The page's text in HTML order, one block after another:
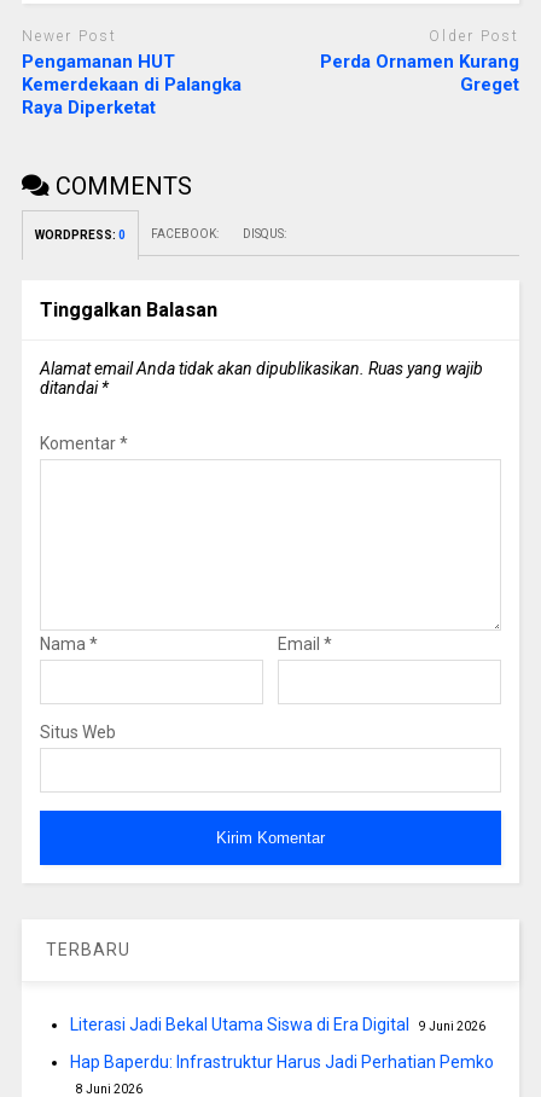
Newer Post
Pengamanan HUT
Kemerdekaan di Palangka
Raya Diperketat
Older Post
Perda Ornamen Kurang
Greget
COMMENTS
WORDPRESS: 0 FACEBOOK: DISQUS:
Tinggalkan Balasan
Alamat email Anda tidak akan dipublikasikan. Ruas yang wajib
ditandai*
Komentar*
Nama * Email *
Situs Web
TERBARU
Literasi Jadi Bekal Utama Siswa di Era Digital 9 Juni 2026
Hap Baperdu: Infrastruktur Harus Jadi Perhatian Pemko
8 Juni 2026